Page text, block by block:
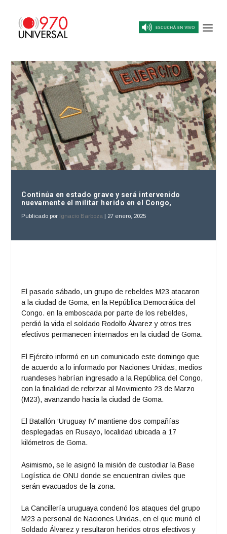
Continúa en estado grave y será intervenido
nuevamente el militar herido en el Congo,
Publicado por Ignacio Barboza | 27 enero, 2025
El pasado sábado, un grupo de rebeldes M23 atacaron
a la ciudad de Goma, en la República Democrática del
Congo. en la emboscada por parte de los rebeldes,
perdió la vida el soldado Rodolfo Álvarez y otros tres
efectivos permanecen internados en la ciudad de Goma.
El Ejército informó en un comunicado este domingo que
de acuerdo a lo informado por Naciones Unidas, medios
ruandeses habrían ingresado a la República del Congo,
con la finalidad de reforzar al Movimiento 23 de Marzo
(M23), avanzando hacia la ciudad de Goma.
El Batallón ‘Uruguay IV’ mantiene dos compañías
desplegadas en Rusayo, localidad ubicada a 17
kilómetros de Goma.
Asimismo, se le asignó la misión de custodiar la Base
Logística de ONU donde se encuentran civiles que
serán evacuados de la zona.
La Cancillería uruguaya condenó los ataques del grupo
M23 a personal de Naciones Unidas, en el que murió el
Soldado Álvarez y resultaron heridos otros efectivos y